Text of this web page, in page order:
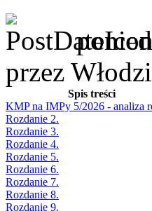
przez
Spis treści
KMP na IMPy 5/2026 - analiza
Rozdanie 2.
Rozdanie 3.
Rozdanie 4.
Rozdanie 5.
Rozdanie 6.
Rozdanie 7.
Rozdanie 8.
Rozdanie 9.